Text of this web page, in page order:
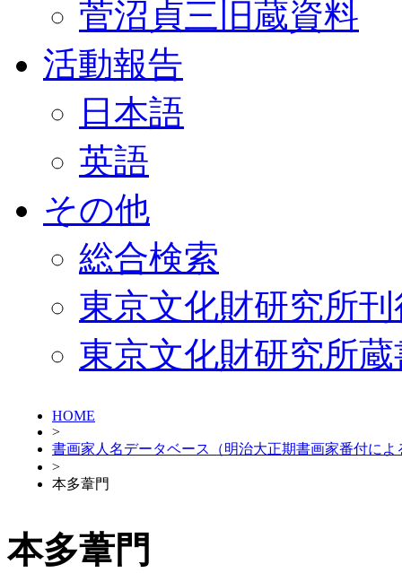
菅沼貞三旧蔵資料
活動報告
日本語
英語
その他
総合検索
東京文化財研究所
東京文化財研究所
HOME
>
書画家人名データベース（明治大正期書画家番付によ
>
本多葦門
本多葦門